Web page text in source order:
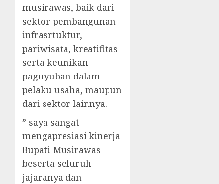
musirawas, baik dari
sektor pembangunan
infrasrtuktur,
pariwisata, kreatifitas
serta keunikan
paguyuban dalam
pelaku usaha, maupun
dari sektor lainnya.
” saya sangat
mengapresiasi kinerja
Bupati Musirawas
beserta seluruh
jajaranya dan